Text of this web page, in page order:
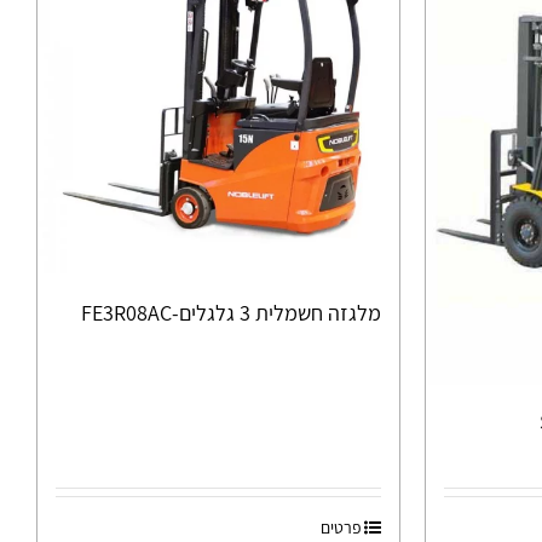
מלגזה חשמלית 3 גלגלים-FE3R08AC
פרטים